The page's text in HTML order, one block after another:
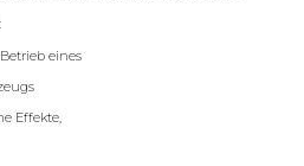
eines
Effekte,